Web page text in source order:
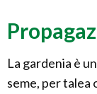
La gardenia è
seme, per talea